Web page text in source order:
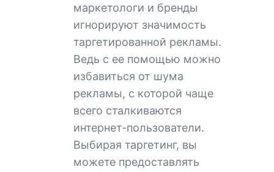
маркетологи и бренды
игнорируют значимость
таргетированной рекламы.
Ведь с ее помощью можно
избавиться от шума
рекламы, с которой чаще
всего сталкиваются
интернет-пользователи.
Выбирая таргетинг, вы
можете предоставлять